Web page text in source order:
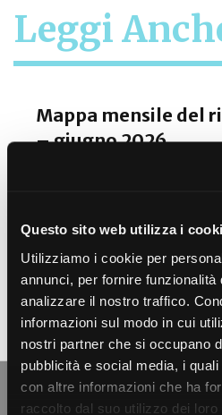
Questo sito web utilizza i
Utilizziamo i cookie per
annunci, per fornire
analizzare il nostro traffico.
informazioni sul modo in cui
nostri partner che si occupano
pubblicità e social media, i
con altre informazioni che ha
raccolto dal suo utilizzo dei loro
Leggi
Mappa mensile del
– giugno 2026
patrimonio relativi a giugno